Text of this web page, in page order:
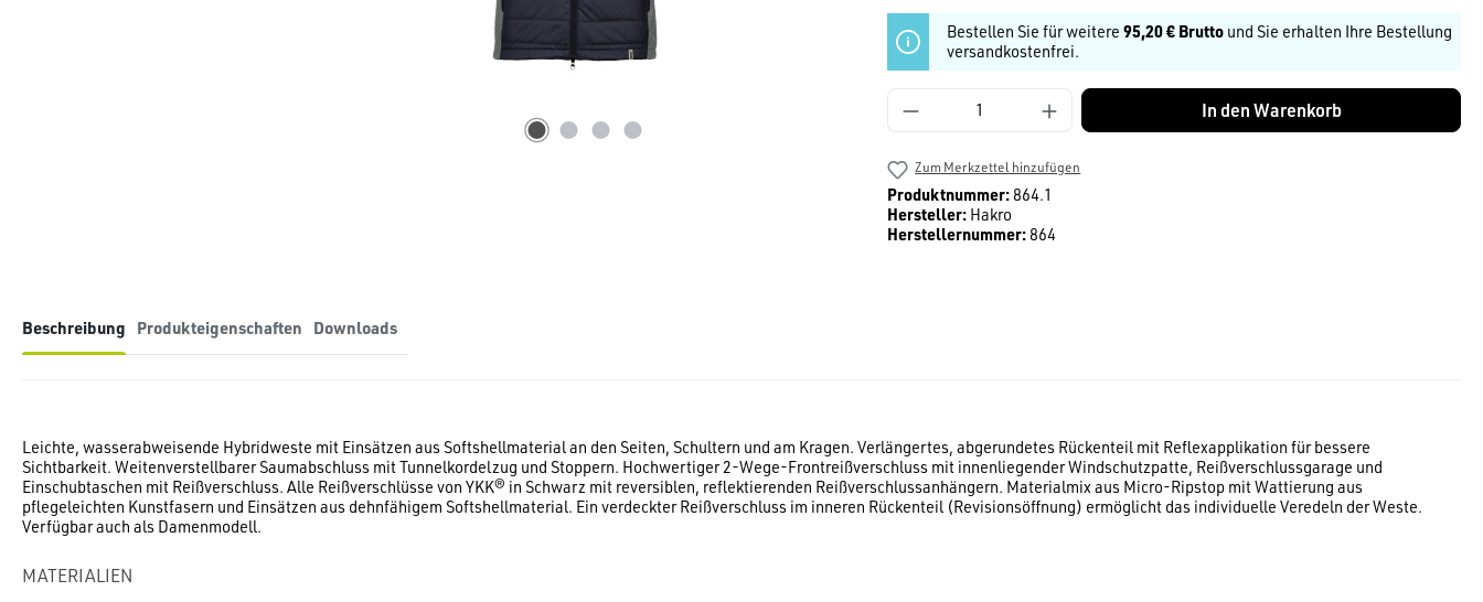
Bestellen Sie für weitere 95,20 € Brutto und Sie erhalten Ihre Bestellung
versandkostenfrei.
Produkt Anzahl: Gib den gewünschten Wert ein
In den Warenkorb
Zum Merkzettel hinzufügen
Produktnummer: 864.1
Hersteller: Hakro
Herstellernummer: 864
Beschreibung Produkteigenschaften Downloads
Leichte, wasserabweisende Hybridweste mit Einsätzen aus Softshellmaterial an den Seiten, Schultern und am Kragen. Verlängertes, abgerundetes Rückenteil mit Reflexapplikation für bessere
Sichtbarkeit. Weitenverstellbarer Saumabschluss mit Tunnelkordelzug und Stoppern. Hochwertiger 2-Wege-Frontreißverschluss mit innenliegender Windschutzpatte, Reißverschlussgarage und
Einschubtaschen mit Reißverschluss. Alle Reißverschlüsse von YKK® in Schwarz mit reversiblen, reflektierenden Reißverschlussanhängern. Materialmix aus Micro-Ripstop mit Wattierung aus
pflegeleichten Kunstfasern und Einsätzen aus dehnfähigem Softshellmaterial. Ein verdeckter Reißverschluss im inneren Rückenteil (Revisionsöffnung) ermöglicht das individuelle Veredeln der Weste.
Verfügbar auch als Damenmodell.
MATERIALIEN